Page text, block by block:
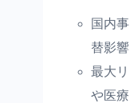
国内
替影
最大
や医